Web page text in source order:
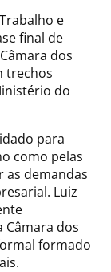
e
final de
dos
trechos
do
para
como pelas
as demandas
Luiz
dos
formado